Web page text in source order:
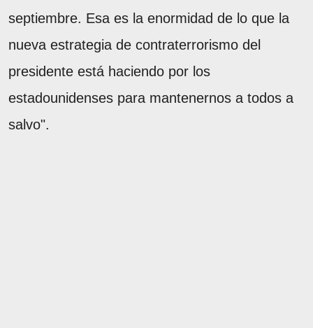
septiembre. Esa es la enormidad de lo que la
nueva estrategia de contraterrorismo del
presidente está haciendo por los
estadounidenses para mantenernos a todos a
salvo".